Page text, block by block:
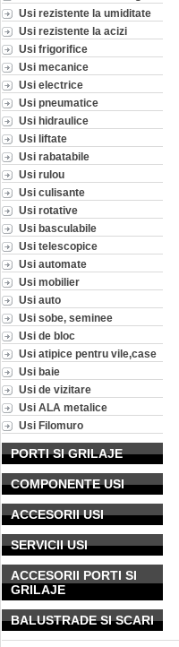
Usi rezistente la umiditate
Usi rezistente la acizi
Usi frigorifice
Usi mecanice
Usi electrice
Usi pneumatice
Usi hidraulice
Usi liftate
Usi rabatabile
Usi rulou
Usi culisante
Usi rotative
Usi basculabile
Usi telescopice
Usi automate
Usi mobilier
Usi auto
Usi sobe, seminee
Usi de bloc
Usi atipice pentru vile,case
Usi baie
Usi de vizitare
Usi ALA metalice
Usi Filomuro
PORTI SI GRILAJE
COMPONENTE USI
ACCESORII USI
SERVICII USI
ACCESORII PORTI SI
GRILAJE
BALUSTRADE SI SCARI